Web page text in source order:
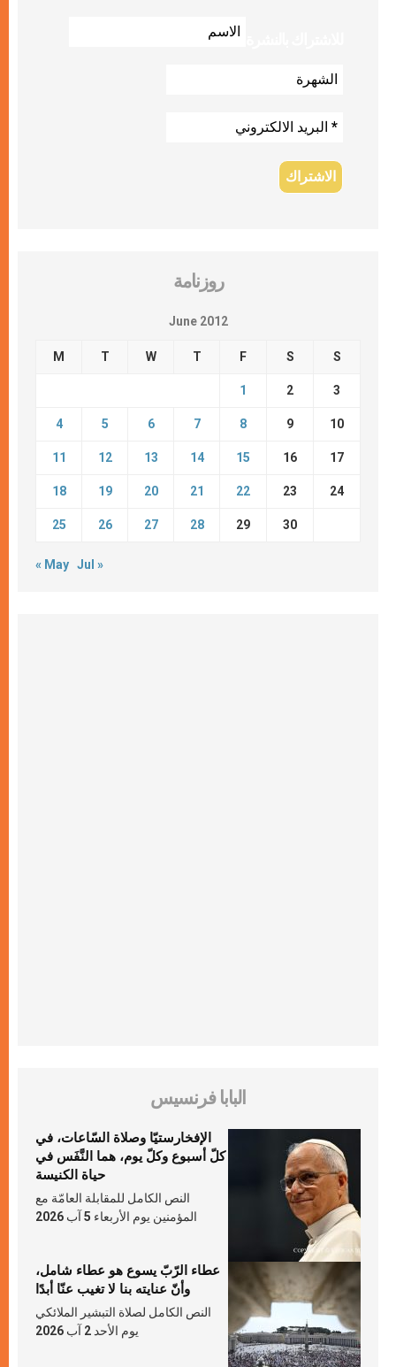
روزنامة
June 2012
M T W T F S S
1 2 3
4 5 6 7 8 9 10
11 12 13 14 15 16 17
18 19 20 21 22 23 24
25 26 27 28 29 30
« May Jul »
البابا فرنسيس
الإفخارستيّا وصلاة السّاعات، في
كلّ أسبوع وكلّ يوم، هما النَّفَس في
حياة الكنيسة
النص الكامل للمقابلة العامّة مع
المؤمنين يوم الأربعاء 5 آب 2026
عطاء الرّبّ يسوع هو عطاء شامل،
وأنّ عنايته بنا لا تغيب عنّا أبدًا
النص الكامل لصلاة التبشير الملائكي
يوم الأحد 2 آب 2026